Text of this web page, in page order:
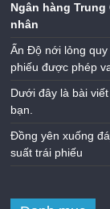
Ngân hàng
nhân
Ấn Độ nới lỏng
phiếu được phép
Dưới đây là bài
bạn.
Đồng yên xuống
suất trái phiếu